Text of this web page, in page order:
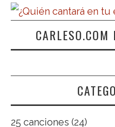
CARLESO.COM
25 canciones (24)